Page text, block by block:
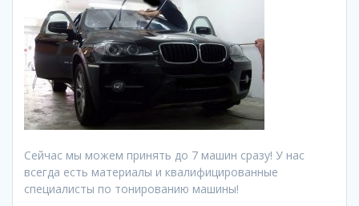
Сейчас мы можем принять до 7 машин сразу! У нас
всегда есть материалы и квалифицированные
специалисты по тонированию машины!